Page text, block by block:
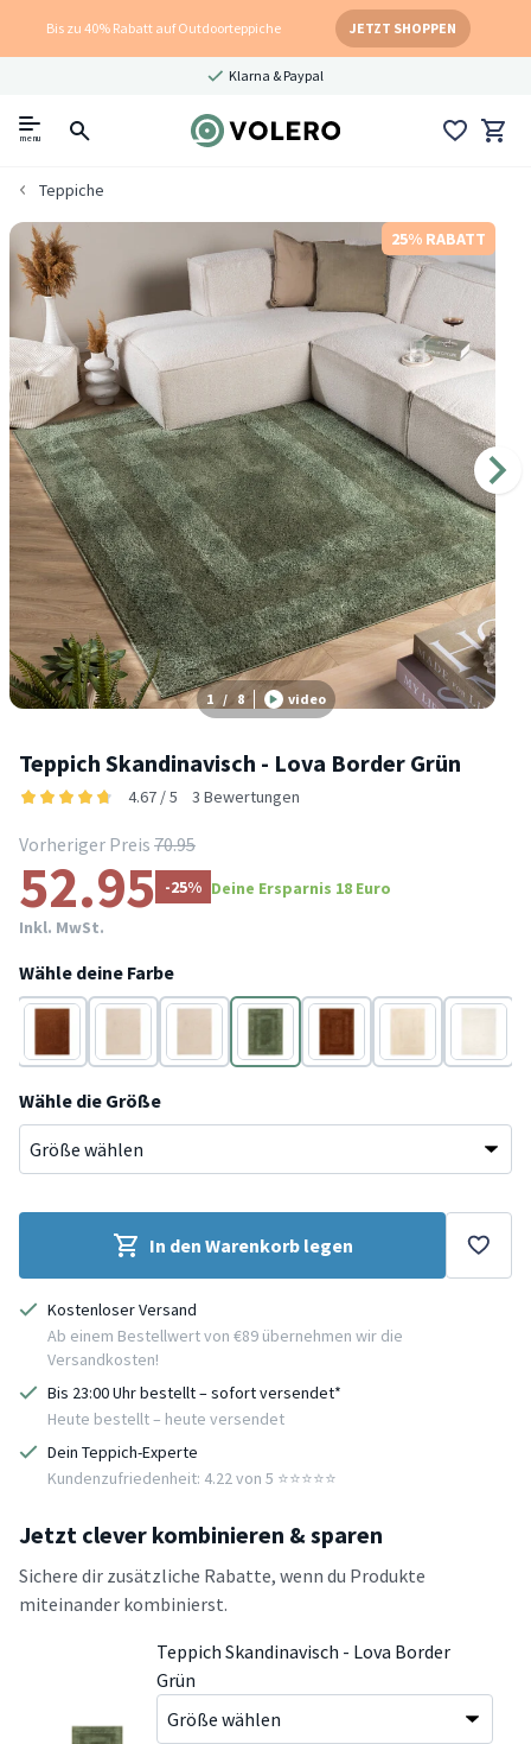
Bis zu 40% Rabatt auf Outdoorteppiche JETZT SHOPPEN
Klarna & Paypal
menu
Teppiche
25% RABATT
1 / 8 video
Teppich Skandinavisch - Lova Border Grün
4.67 / 5 3 Bewertungen
Vorheriger Preis 70.95
52.95 -25% Deine Ersparnis 18 Euro
Inkl. MwSt.
Wähle deine Farbe
TerracottaBeige Beige Grün TerracottaBeige Creme
Wähle die Größe
In den Warenkorb legen
Kostenloser Versand
Ab einem Bestellwert von €89 übernehmen wir die
Versandkosten!
Bis 23:00 Uhr bestellt – sofort versendet*
Heute bestellt – heute versendet
Dein Teppich-Experte
Kundenzufriedenheit: 4.22 von 5 ⭐️⭐️⭐️⭐️⭐️
Jetzt clever kombinieren & sparen
Sichere dir zusätzliche Rabatte, wenn du Produkte
miteinander kombinierst.
Teppich Skandinavisch - Lova Border
Grün